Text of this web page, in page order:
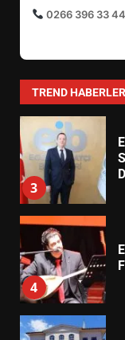
0266 396 33 44
TREND HABERLER
2
3
4